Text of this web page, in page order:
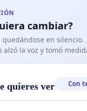
cambiar?
en silencio.
la voz y tomó
quieres ver Con